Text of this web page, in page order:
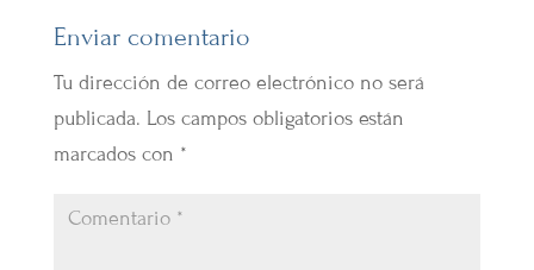
Enviar comentario
Tu dirección de correo electrónico no será
publicada. Los campos obligatorios están
marcados con *